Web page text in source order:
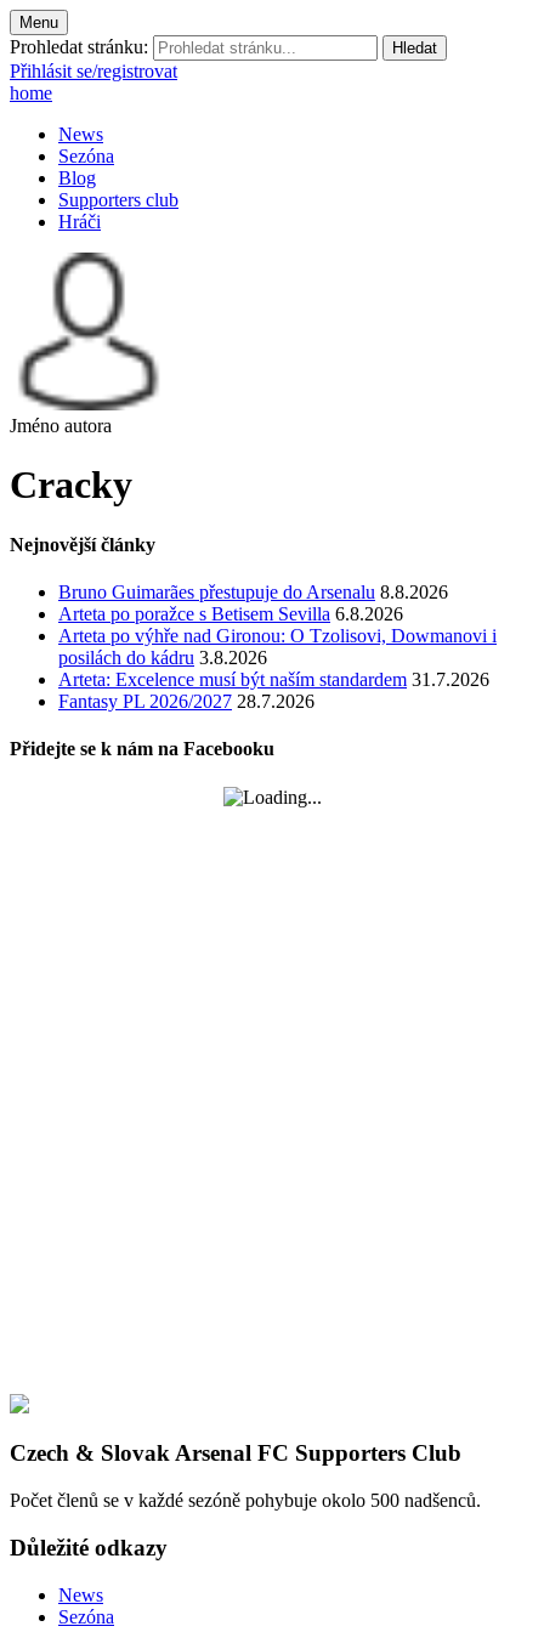
Menu
Prohledat stránku:
Přihlásit se/registrovat
home
News
Sezóna
Blog
Supporters club
Hráči
Jméno autora
Cracky
Nejnovější články
Bruno Guimarães přestupuje do Arsenalu 8.8.2026
Arteta po poražce s Betisem Sevilla 6.8.2026
Arteta po výhře nad Gironou: O Tzolisovi, Dowmanovi i
posilách do kádru 3.8.2026
Arteta: Excelence musí být naším standardem 31.7.2026
Fantasy PL 2026/2027 28.7.2026
Přidejte se k nám na Facebooku
Czech & Slovak Arsenal FC Supporters Club
Počet členů se v každé sezóně pohybuje okolo 500 nadšenců.
Důležité odkazy
News
Sezóna